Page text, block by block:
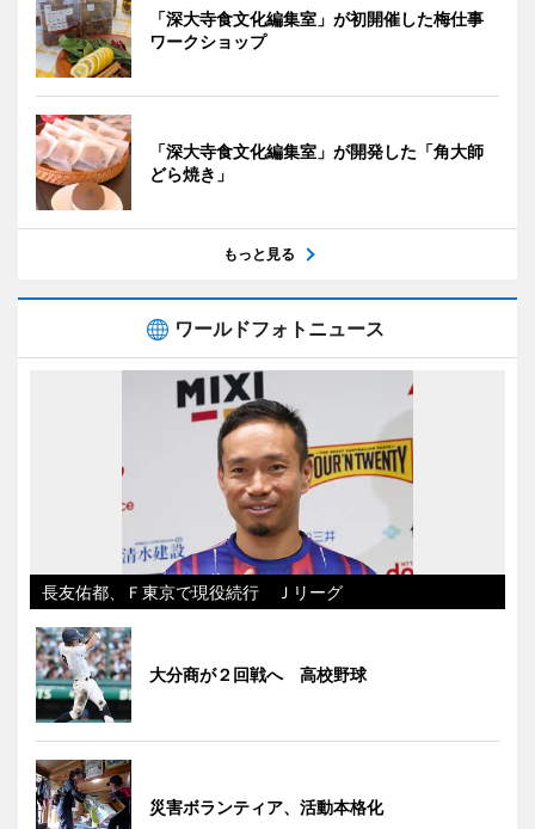
「深大寺食文化編集室」が初開催した梅仕事
ワークショップ
「深大寺食文化編集室」が開発した「角大師
どら焼き」
もっと見る
ワールドフォトニュース
長友佑都、Ｆ東京で現役続行 Ｊリーグ
大分商が２回戦へ 高校野球
災害ボランティア、活動本格化